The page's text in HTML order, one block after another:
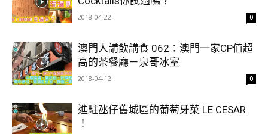
2018-04-22 0
澳門人講飲講食 062：澳門一家CP值超
高的茶餐廳－泉哥冰室
2018-04-12 0
進駐氹仔舊城區的葡萄牙菜 LE CESAR
！